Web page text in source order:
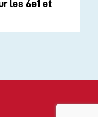
les 6e1 et